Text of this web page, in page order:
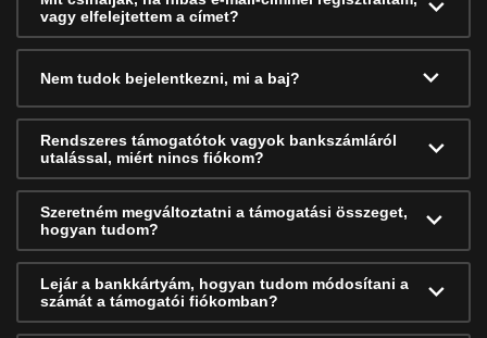
vagy elfelejtettem a címet?
Nem tudok bejelentkezni, mi a baj?
Rendszeres támogatótok vagyok bankszámláról
utalással, miért nincs fiókom?
Szeretném megváltoztatni a támogatási összeget,
hogyan tudom?
Lejár a bankkártyám, hogyan tudom módosítani a
számát a támogatói fiókomban?